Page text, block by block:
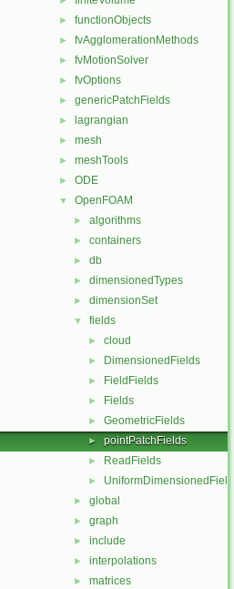
► functionObjects
► fvAgglomerationMethods
► fvMotionSolver
► fvOptions
► genericPatchFields
► lagrangian
► mesh
► meshTools
► ODE
▼ OpenFOAM
► algorithms
► containers
► db
► dimensionedTypes
► dimensionSet
▼ fields
► cloud
► DimensionedFields
► FieldFields
► Fields
► GeometricFields
► pointPatchFields
► ReadFields
► UniformDimensionedFields
► global
► graph
► include
► interpolations
► matrices